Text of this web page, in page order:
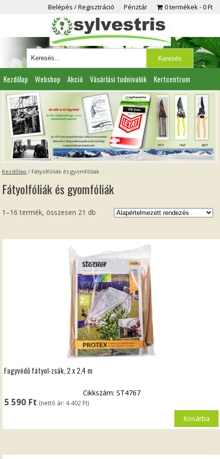
Belépés / Regisztráció Pénztár 0 termékek 0 Ft
Kezdőlap Webshop Akció Vásárlási tudnivalók Kertcentrum
Viszonteladóknak Partnereink Kapcsolat
Kezdőlap / Fátyolfóliák és gyomfóliák
Fátyolfóliák és gyomfóliák
1–16 termék, összesen 21 db
Fagyvédő fátyol-zsák, 2 x 2,4 m
5 590 Ft (nettó ár: 4 402 Ft)
Cikkszám: ST4767
Kosárba